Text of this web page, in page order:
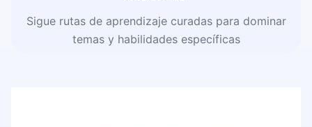
Sigue rutas de aprendizaje curadas para dominar
temas y habilidades específicas